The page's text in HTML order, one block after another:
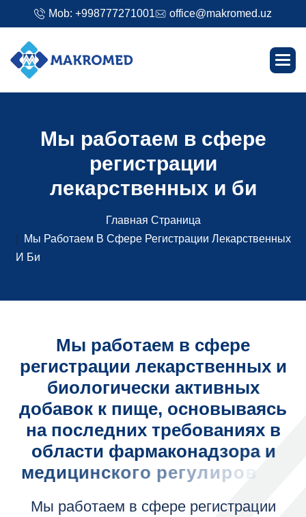
Mob: +998777271001 office@makromed.uz
Мы работаем в сфере
регистрации
лекарственных и би
Главная Страница
Мы Работаем В Сфере Регистрации Лекарственных
И Би
Мы работаем в сфере
регистрации лекарственных и
биологически активных
добавок к пище, основываясь
на последних требованиях в
области фармаконадзора и
медицинского регулирова
Мы работаем в сфере регистрации